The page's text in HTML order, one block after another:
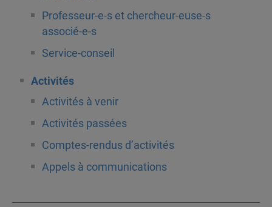
Professeur-e-s et chercheur-euse-s
associé-e-s
Service-conseil
Activités
Activités à venir
Activités passées
Comptes-rendus d’activités
Appels à communications